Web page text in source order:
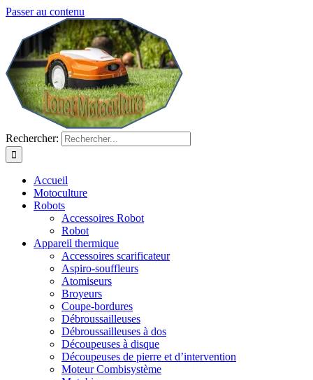
Passer au contenu
Rechercher:
Accueil
Motoculture
Robots
Accessoires Robot
Robot
Appareil thermique
Accessoires scarificateur
Aspiro-souffleurs
Atomiseurs
Broyeurs
Coupe-bordures
Débroussailleuses
Débroussailleuses à dos
Découpeuses à disque
Découpeuses de pierre et d’intervention
Moteur Combisystème